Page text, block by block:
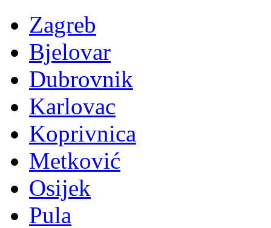
Zagreb
Bjelovar
Dubrovnik
Karlovac
Koprivnica
Metković
Osijek
Pula